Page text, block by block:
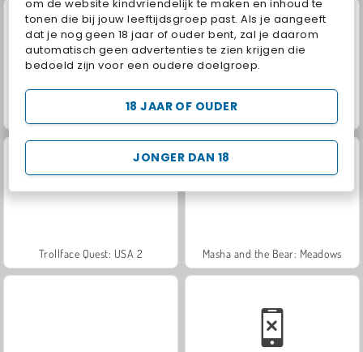
om de website kindvriendelijk te maken en inhoud te
tonen die bij jouw leeftijdsgroep past. Als je aangeeft
dat je nog geen 18 jaar of ouder bent, zal je daarom
automatisch geen advertenties te zien krijgen die
bedoeld zijn voor een oudere doelgroep.
JONGER DAN 18
18 JAAR OF OUDER
Jewel Garden Story Heroes of Myths
Trollface Quest: USA 2 Masha and the Bear: Meadows